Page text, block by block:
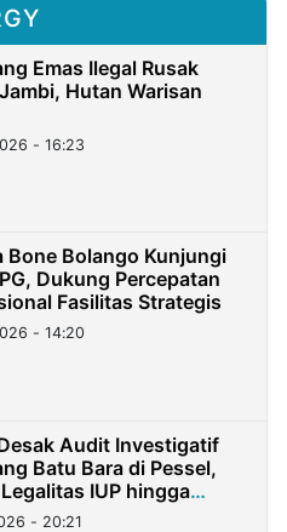
Emas Ilegal Rusak
Hutan Warisan
- 16:23
Bone Bolango Kunjungi
Dukung Percepatan
Fasilitas Strategis
- 14:20
Audit Investigatif
Batu Bara di Pessel,
IUP hingga
- 20:21